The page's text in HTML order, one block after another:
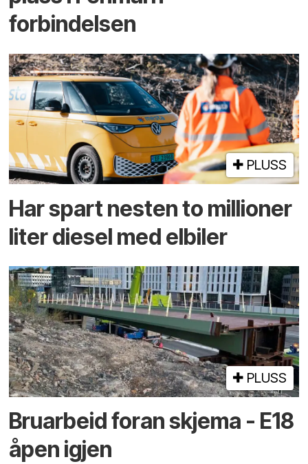
forbindelsen
PLUSS
Har spart nesten to millioner
liter diesel med elbiler
PLUSS
Bruarbeid foran skjema - E18
åpen igjen